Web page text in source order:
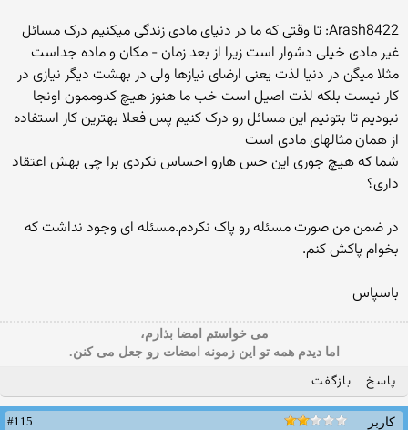
Arash8422: تا وقتی که ما در دنیای مادی زندگی میکنیم درک مسائل
غیر مادی خیلی دشوار است زیرا از بعد زمان - مکان و ماده جداست
مثلا میگن در دنیا لذت یعنی ارضای نیازها ولی در بهشت دیگر نیازی در
کار نیست بلکه لذت اصیل است خب ما هنوز هیچ کدوممون اونجا
نبودیم تا بتونیم این مسائل رو درک کنیم پس فعلا بهترین کار استفاده
از همان مثالهای مادی است
شما که هیچ جوری این حس هارو احساس نکردی برا چی بهش اعتقاد
داری؟
در ضمن من صورت مسئله رو پاک نکردم.مسئله ای وجود نداشت که
بخوام پاکش کنم.
باسپاس
می خواستم امضا بذارم،
اما دیدم همه تو این زمونه امضات رو جعل می کنن.
پاسخ بازگفت
کاربر
#115